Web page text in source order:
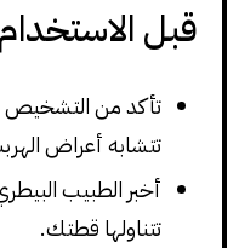
قبل الاستخدام
تأكد من التشخيص
تتشابه أعراض
أخبر الطبيب
تتناولها قطتك.